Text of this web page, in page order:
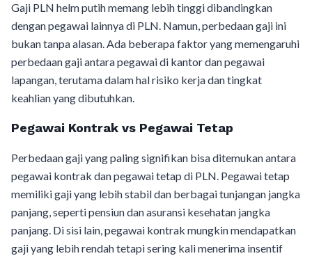
Gaji PLN helm putih memang lebih tinggi dibandingkan
dengan pegawai lainnya di PLN. Namun, perbedaan gaji ini
bukan tanpa alasan. Ada beberapa faktor yang memengaruhi
perbedaan gaji antara pegawai di kantor dan pegawai
lapangan, terutama dalam hal risiko kerja dan tingkat
keahlian yang dibutuhkan.
Pegawai Kontrak vs Pegawai Tetap
Perbedaan gaji yang paling signifikan bisa ditemukan antara
pegawai kontrak dan pegawai tetap di PLN. Pegawai tetap
memiliki gaji yang lebih stabil dan berbagai tunjangan jangka
panjang, seperti pensiun dan asuransi kesehatan jangka
panjang. Di sisi lain, pegawai kontrak mungkin mendapatkan
gaji yang lebih rendah tetapi sering kali menerima insentif